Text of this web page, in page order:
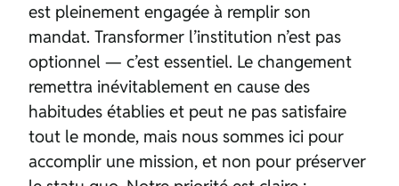
est pleinement engagée à remplir son
mandat. Transformer l’institution n’est pas
optionnel — c’est essentiel. Le changement
remettra inévitablement en cause des
habitudes établies et peut ne pas satisfaire
tout le monde, mais nous sommes ici pour
accomplir une mission, et non pour préserver